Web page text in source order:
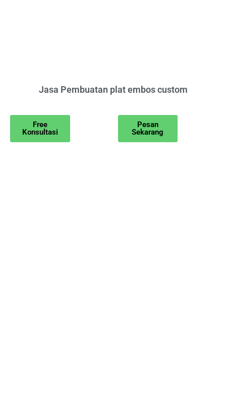
Jasa Pembuatan plat embos custom
Free
Konsultasi
Pesan
Sekarang